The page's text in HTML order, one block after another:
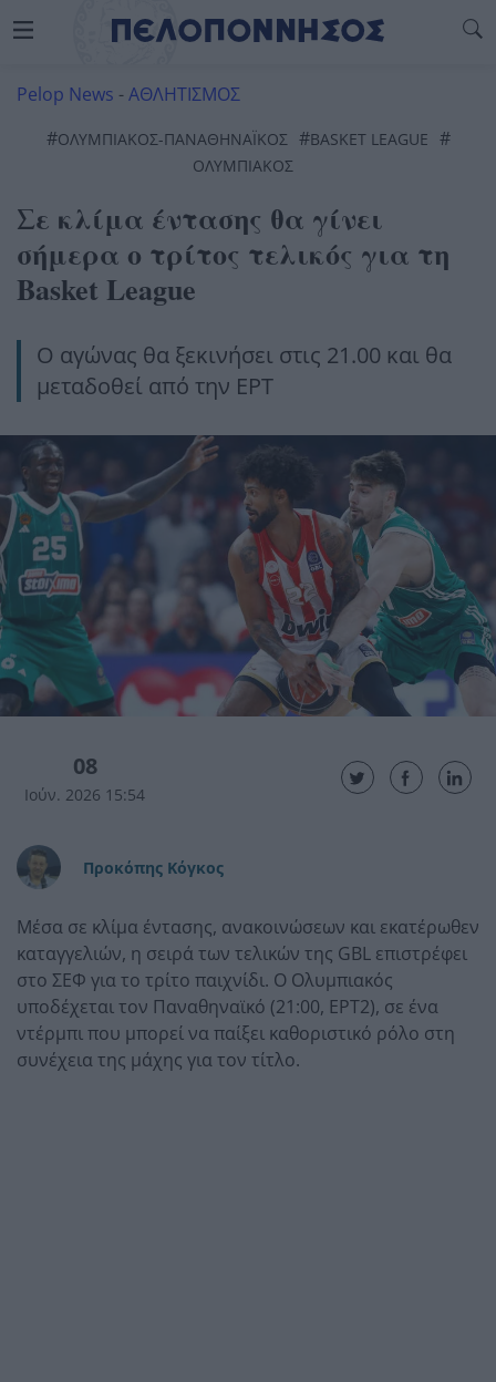
Pelop News -ΑΘΛΗΤΙΣΜΟΣ
#ΟΛΥΜΠΙΑΚΌΣ-ΠΑΝΑΘΗΝΑΪΚΌΣ #BASKET LEAGUE #
ΟΛΥΜΠΙΑΚΌΣ
Σε κλίμα έντασης θα γίνει
σήμερα ο τρίτος τελικός για τη
Basket League
Ο αγώνας θα ξεκινήσει στις 21.00 και θα
μεταδοθεί από την ΕΡΤ
08
Ιούν. 2026 15:54
Προκόπης Κόγκος
Μέσα σε κλίμα έντασης, ανακοινώσεων και εκατέρωθεν
καταγγελιών, η σειρά των τελικών της GBL επιστρέφει
στο ΣΕΦ για το τρίτο παιχνίδι. Ο Ολυμπιακός
υποδέχεται τον Παναθηναϊκό (21:00, ΕΡΤ2), σε ένα
ντέρμπι που μπορεί να παίξει καθοριστικό ρόλο στη
συνέχεια της μάχης για τον τίτλο.